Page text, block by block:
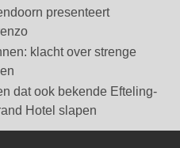
presenteert
klacht over strenge
dat ook bekende Efteling-
Hotel slapen